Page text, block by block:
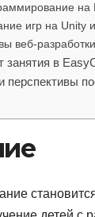
игр на Unity
веб-
занятия в
перспективы